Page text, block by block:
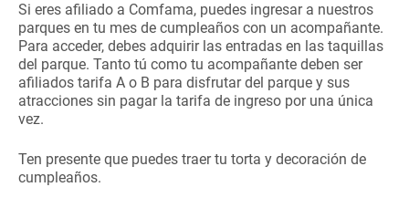
Si eres afiliado a Comfama, puedes ingresar a nuestros
parques en tu mes de cumpleaños con un acompañante.
Para acceder, debes adquirir las entradas en las taquillas
del parque. Tanto tú como tu acompañante deben ser
afiliados tarifa A o B para disfrutar del parque y sus
atracciones sin pagar la tarifa de ingreso por una única
vez.
Ten presente que puedes traer tu torta y decoración de
cumpleaños.